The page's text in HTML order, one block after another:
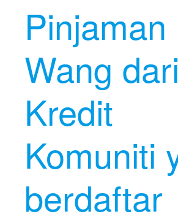
Pinjaman
Wang dari
Kredit
Komuniti
berdaftar